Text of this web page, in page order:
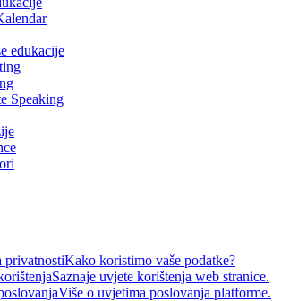
edukacije
Speaking
privatnostiKako koristimo vaše podatke?
Saznaje uvjete korištenja web stranice.
Više o uvjetima poslovanja platforme.